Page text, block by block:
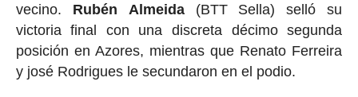
vecino. Rubén Almeida(BTT Sella) selló su
victoria final con una discreta décimo segunda
posición en Azores, mientras que Renato Ferreira
y josé Rodrigues le secundaron en el podio.